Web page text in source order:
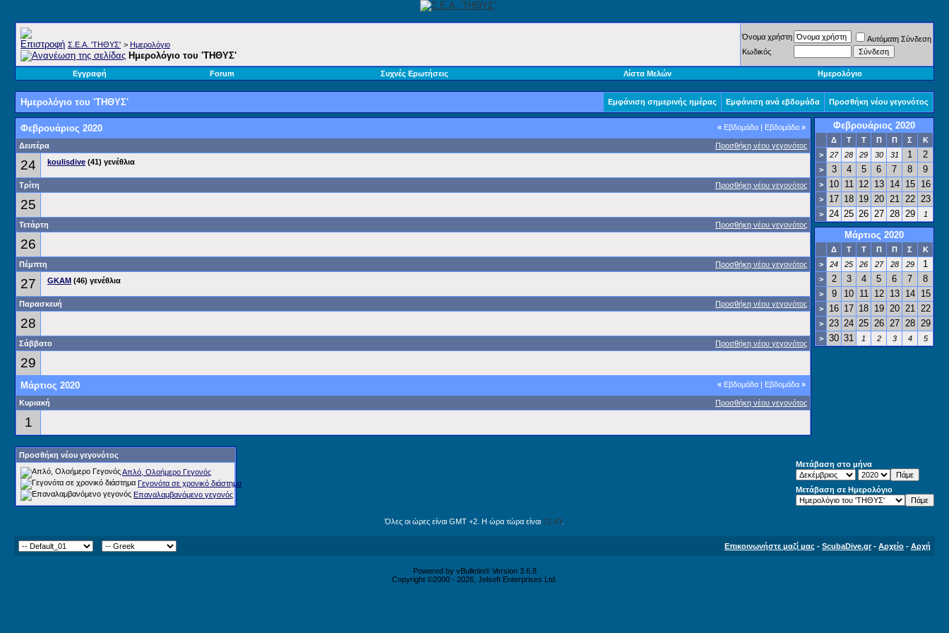
Σ.E.A. 'ΤΗΘΥΣ' > Ημερολόγιο
Ημερολόγιο του 'ΤΗΘΥΣ'
Όνομα χρήστη
Αυτόματη Σύνδεση
Κωδικός
Εγγραφή Forum Συχνές Ερωτήσεις Λίστα Μελών Ημερολόγιο
Ημερολόγιο του 'ΤΗΘΥΣ' Εμφάνιση σημερινής ημέρας Εμφάνιση ανά εβδομάδα Προσθήκη νέου γεγονότος
« Εβδομάδα | Εβδομάδα »
Φεβρουάριος 2020
Προσθήκη νέου γεγονότος
Δευτέρα
24 koulisdive (41) γενέθλια
Προσθήκη νέου γεγονότος
Τρίτη
25
Προσθήκη νέου γεγονότος
Τετάρτη
26
Προσθήκη νέου γεγονότος
Πέμπτη
27 GKAM (46) γενέθλια
Προσθήκη νέου γεγονότος
Παρασκευή
28
Προσθήκη νέου γεγονότος
Σάββατο
29
« Εβδομάδα | Εβδομάδα »
Μάρτιος 2020
Προσθήκη νέου γεγονότος
Κυριακή
1
Φεβρουάριος 2020
Δ Τ Τ Π Π Σ
Κ
>
27 28 29 30 31 1 2
> 3 4 5 6 7 8 9
> 10 11 12 13 14 15 16
> 17 18 19 20 21 22 23
> 24 25 26 27 28 29 1
Μάρτιος 2020
Δ Τ Τ Π Π Σ
Κ
>
24 25 26 27 28 29 1
> 2 3 4 5 6 7 8
> 9 10 11 12 13 14 15
> 16 17 18 19 20 21 22
> 23 24 25 26 27 28 29
> 30 31 1 2 3 4 5
Προσθήκη νέου γεγονότος
Απλό, Ολοήμερο Γεγονός
Γεγονότα σε χρονικό διάστημα
Επαναλαμβανόμενο γεγονός
Μετάβαση στο μήνα
Μετάβαση σε Ημερολόγιο
Όλες οι ώρες είναι GMT +2. Η ώρα τώρα είναι 21:43
Επικοινωνήστε μαζί μας - ScubaDive.gr- Αρχείο - Αρχή
Powered by vBulletin® Version 3.6.8
Copyright ©2000 - 2026, Jelsoft Enterprises Ltd.